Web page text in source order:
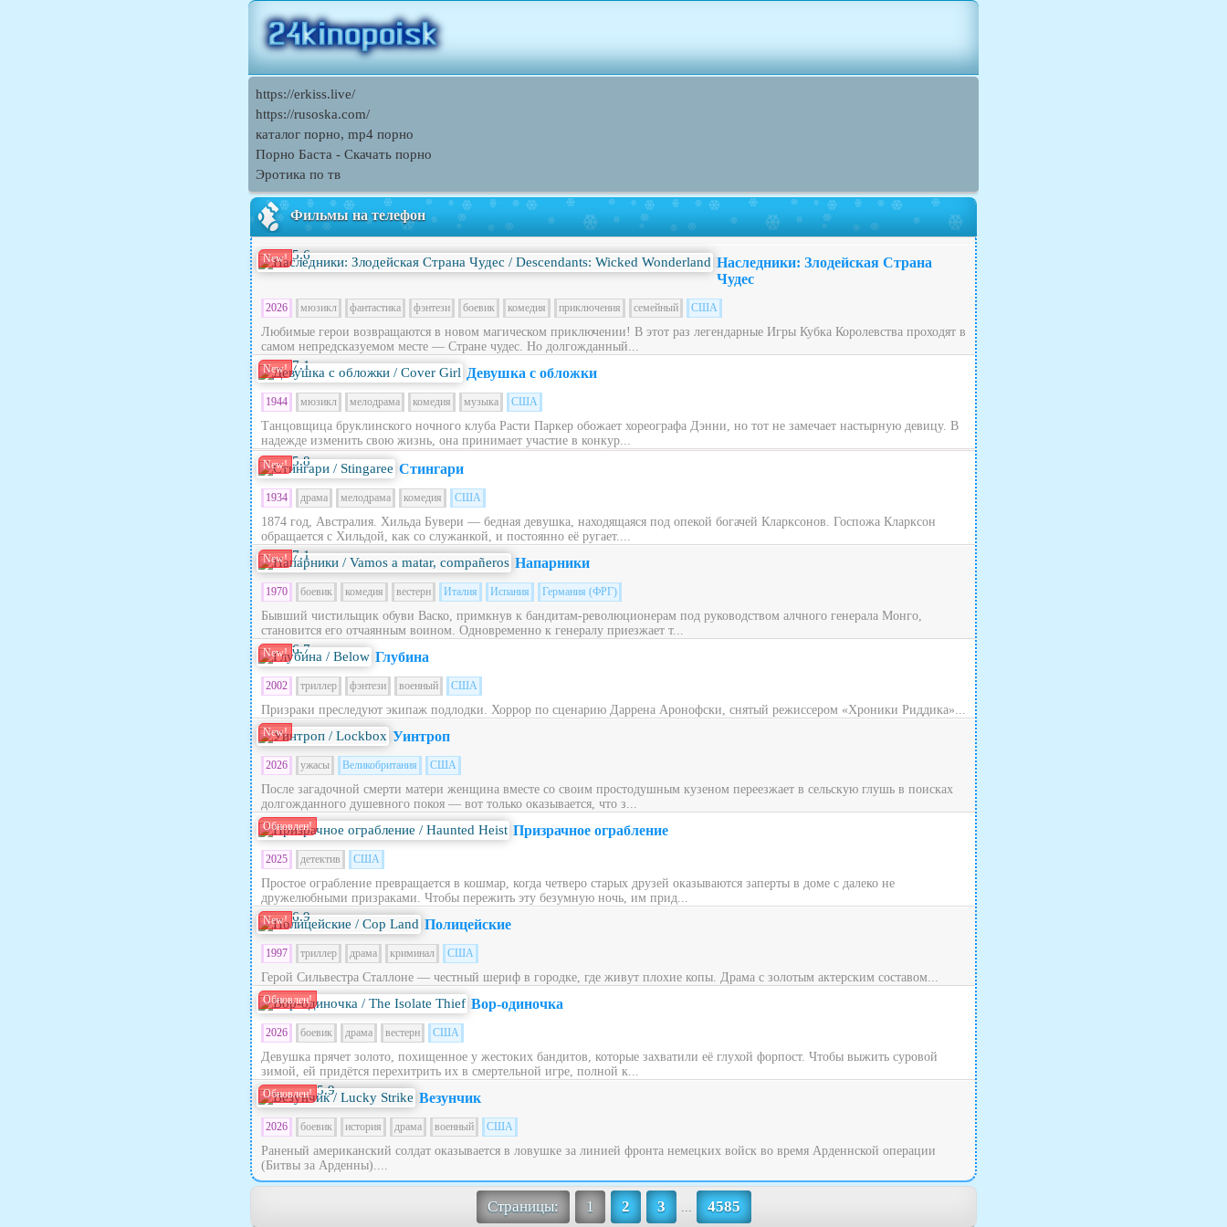
https://erkiss.live/
https://rusoska.com/
каталог порно, mp4 порно
Порно Баcта - Скачать порно
Эротика по тв
Фильмы на телефон
New! 5.6
Наследники: Злодейская Страна
Чудес
2026 мюзикл фантастика фэнтези боевик комедия приключения семейный США
Любимые герои возвращаются в новом магическом приключении! В этот раз легендарные Игры Кубка Королевства проходят в
самом непредсказуемом месте — Стране чудес. Но долгожданный...
New! 7.1 Девушка с обложки
1944 мюзикл мелодрама комедия музыка США
Танцовщица бруклинского ночного клуба Расти Паркер обожает хореографа Дэнни, но тот не замечает настырную девицу. В
надежде изменить свою жизнь, она принимает участие в конкур...
New! 5.8 Стингари
1934 драма мелодрама комедия США
1874 год, Австралия. Хильда Бувери — бедная девушка, находящаяся под опекой богачей Кларксонов. Госпожа Кларксон
обращается с Хильдой, как со служанкой, и постоянно её ругает....
New! 7.1 Напарники
1970 боевик комедия вестерн Италия Испания Германия (ФРГ)
Бывший чистильщик обуви Васко, примкнув к бандитам-революционерам под руководством алчного генерала Монго,
становится его отчаянным воином. Одновременно к генералу приезжает т...
New! 6.7 Глубина
2002 триллер фэнтези военный США
Призраки преследуют экипаж подлодки. Хоррор по сценарию Даррена Аронофски, снятый режиссером «Хроники Риддика»...
New! Уинтроп
2026 ужасы Великобритания США
После загадочной смерти матери женщина вместе со своим простодушным кузеном переезжает в сельскую глушь в поисках
долгожданного душевного покоя — вот только оказывается, что з...
Обновлен! Призрачное ограбление
2025 детектив США
Простое ограбление превращается в кошмар, когда четверо старых друзей оказываются заперты в доме с далеко не
дружелюбными призраками. Чтобы пережить эту безумную ночь, им прид...
New! 6.9 Полицейские
1997 триллер драма криминал США
Герой Сильвестра Сталлоне — честный шериф в городке, где живут плохие копы. Драма с золотым актерским составом...
Обновлен! Вор-одиночка
2026 боевик драма вестерн США
Девушка прячет золото, похищенное у жестоких бандитов, которые захватили её глухой форпост. Чтобы выжить суровой
зимой, ей придётся перехитрить их в смертельной игре, полной к...
Обновлен! 5.9 Везунчик
2026 боевик история драма военный США
Раненый американский солдат оказывается в ловушке за линией фронта немецких войск во время Арденнской операции
(Битвы за Арденны)....
Страницы: 1 2 3 ... 4585